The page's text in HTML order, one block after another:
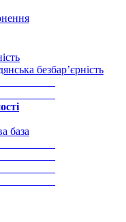
безбар’єрність
база